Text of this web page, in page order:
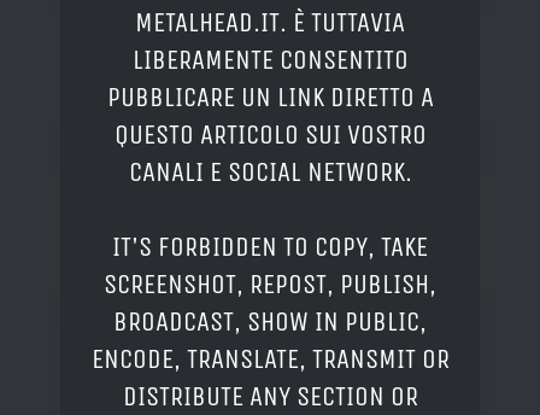
METALHEAD.IT. È TUTTAVIA
LIBERAMENTE CONSENTITO
PUBBLICARE UN LINK DIRETTO A
QUESTO ARTICOLO SUI VOSTRO
CANALI E SOCIAL NETWORK.
IT'S FORBIDDEN TO COPY, TAKE
SCREENSHOT, REPOST, PUBLISH,
BROADCAST, SHOW IN PUBLIC,
ENCODE, TRANSLATE, TRANSMIT OR
DISTRIBUTE ANY SECTION OR